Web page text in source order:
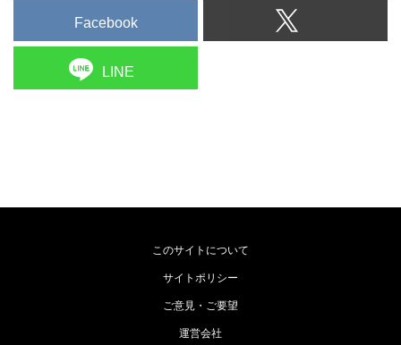
Facebook
LINE
このサイトについて
サイトポリシー
ご意見・ご要望
運営会社